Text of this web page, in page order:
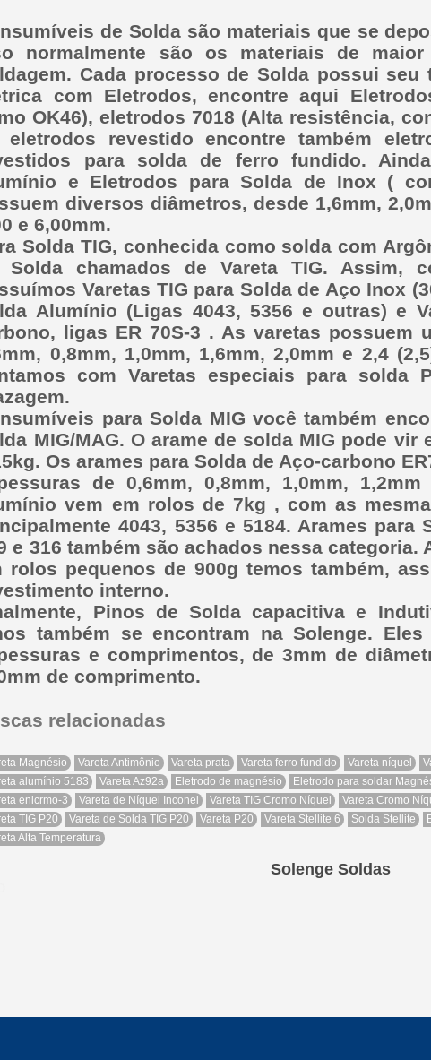
de Solda são materiais que se
normalmente são os materiais de
Cada processo de Solda possui
com Eletrodos, encontre aqui
OK46), eletrodos 7018 (Alta resistência,
eletrodos revestido encontre também
para solda de ferro fundido.
e Eletrodos para Solda de Inox (
diversos diâmetros, desde 1,6mm,
e 6,00mm.
Solda TIG, conhecida como solda com
Solda chamados de Vareta TIG. Assim,
Varetas TIG para Solda de Aço Inox
Alumínio (Ligas 4043, 5356 e outras) e
ligas ER 70S-3 . As varetas possuem
0,8mm, 1,0mm, 1,6mm, 2,0mm e 2,4
com Varetas especiais para solda
para Solda MIG você também
MIG/MAG. O arame de solda MIG pode
Os arames para Solda de Aço-carbono
de 0,6mm, 0,8mm, 1,0mm,
vem em rolos de 7kg , com as
4043, 5356 e 5184. Arames
e 316 também são achados nessa categoria.
rolos pequenos de 900g temos também,
interno.
Pinos de Solda capacitiva e
também se encontram na Solenge.
e comprimentos, de 3mm de
de comprimento.
relacionadas
Magnésio Vareta Antimônio Vareta prata Vareta ferro fundido Vareta níquel
alumínio 5183
Vareta Az92a Eletrodo de magnésio Eletrodo para soldar
enicrmo-3
Vareta de Níquel Inconel Vareta TIG Cromo Níquel Vareta Cromo
TIG P20
Vareta de Solda TIG P20 Vareta P20 Vareta Stellite 6 Solda Stellite
Alta Temperatura
Solenge Soldas